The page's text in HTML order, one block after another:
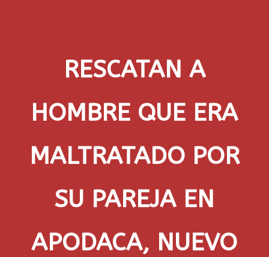
RESCATAN A
HOMBRE QUE ERA
MALTRATADO POR
SU PAREJA EN
APODACA, NUEVO